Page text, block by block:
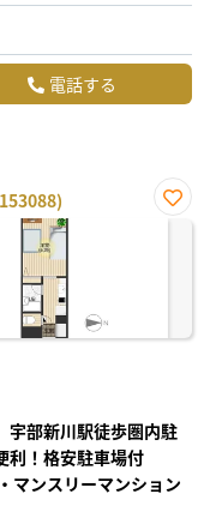
電話する
お気
宇部新川駅徒歩圏内駐
利！格安駐車場付
マンスリーマンション